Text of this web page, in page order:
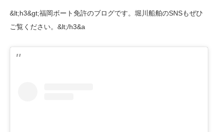
&lt;h3&gt;福岡ボート免許のブログです。堀川船舶のSNSもぜひ
ご覧ください。&lt;/h3&a